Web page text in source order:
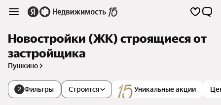
Новостройки (ЖК) строящиеся от
застройщика
Пушкино
2 Фильтры Уникальные акции
Строится